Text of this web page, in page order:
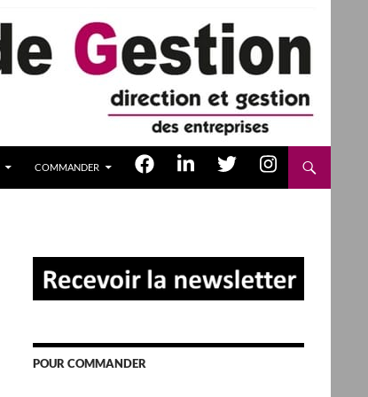
COMMANDER
POUR COMMANDER